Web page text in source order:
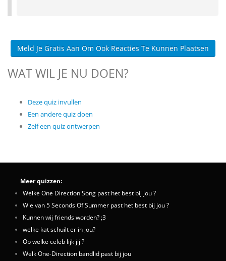
Meld Je Gratis Aan Om Ook Reacties Te Kunnen Plaatsen
WAT WIL JE NU DOEN?
Deze quiz invullen
Een andere quiz doen
Zelf een quiz ontwerpen
Meer quizzen:
Welke One Direction Song past het best bij jou ?
Wie van 5 Seconds Of Summer past het best bij jou ?
Kunnen wij friends worden? ;3
welke kat schuilt er in jou?
Op welke celeb lijk jij ?
Welk One-Direction bandlid past bij jou